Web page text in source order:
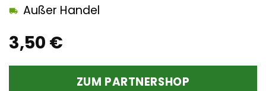
3,50 €
Außer Handel
ZUM PARTNERSHOP